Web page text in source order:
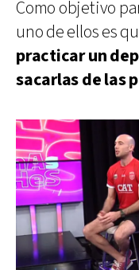
Como objetivo
uno de ellos es
practicar un
sacarlas de las